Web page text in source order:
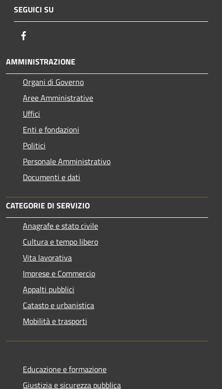
SEGUICI SU
AMMINISTRAZIONE
Organi di Governo
Aree Amministrative
Uffici
Enti e fondazioni
Politici
Personale Amministrativo
Documenti e dati
CATEGORIE DI SERVIZIO
Anagrafe e stato civile
Cultura e tempo libero
Vita lavorativa
Imprese e Commercio
Appalti pubblici
Catasto e urbanistica
Mobilità e trasporti
Educazione e formazione
Giustizia e sicurezza pubblica